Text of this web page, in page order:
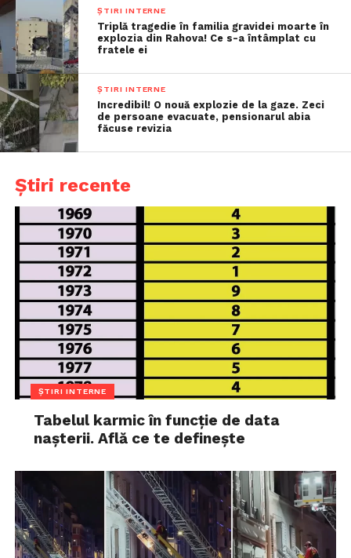
ȘTIRI INTERNE
Triplă tragedie în familia gravidei moarte în
explozia din Rahova! Ce s-a întâmplat cu
fratele ei
ȘTIRI INTERNE
Incredibil! O nouă explozie de la gaze. Zeci
de persoane evacuate, pensionarul abia
făcuse revizia
Știri recente
ȘTIRI INTERNE
Tabelul karmic în funcție de data
nașterii. Află ce te definește